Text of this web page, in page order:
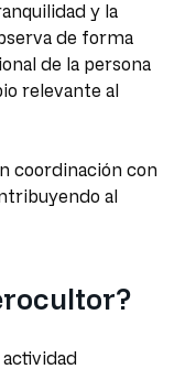
y la
de forma
de la persona
relevante al
coordinación con
al